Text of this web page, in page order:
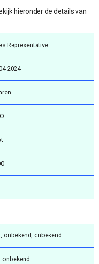
hieronder de details van
Representative
2024
onbekend, onbekend
onbekend